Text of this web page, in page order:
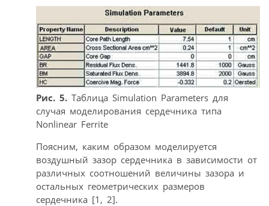
Рис. 5. Таблица Simulation Parameters для
случая моделирования сердечника типа
Nonlinear Ferrite
Поясним, каким образом моделируется
воздушный зазор сердечника в зависимости от
различных соотношений величины зазора и
остальных геометрических размеров
сердечника [1, 2].